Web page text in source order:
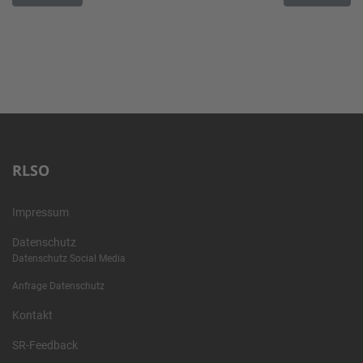
RLSO
Impressum
Datenschutz
Datenschutz Social Media
Anfrage Datenschutz
Kontakt
SR-Feedback